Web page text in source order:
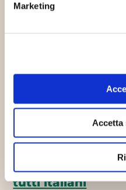
Marketing
Accetta
Batterie al litio
tutti italiani